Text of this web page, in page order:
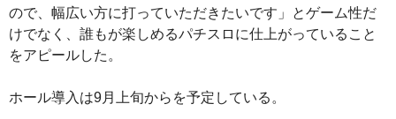
ので、幅広い方に打っていただきたいです」とゲーム性だ
けでなく、誰もが楽しめるパチスロに仕上がっていること
をアピールした。
ホール導入は9月上旬からを予定している。